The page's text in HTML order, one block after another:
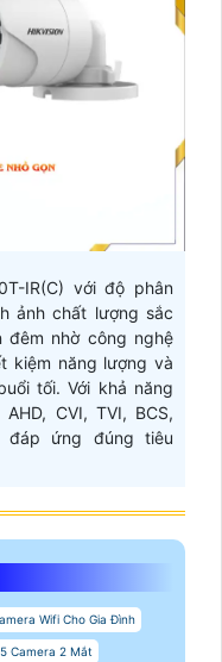
IR(C) với độ phân
ảnh chất lượng sắc
đêm nhờ công nghệ
kiệm năng lượng và
tối. Với khả năng
CVI, TVI, BCS,
đáp ứng đúng tiêu
Wifi Cho Gia Đình
Camera 2 Mắt